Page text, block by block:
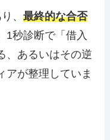
、最終的な合否
1秒診断で「借入
、あるいはその逆
アが整理していま